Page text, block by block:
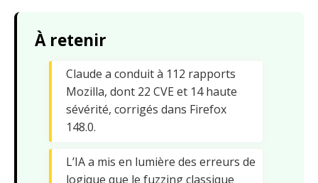
À retenir
Claude a conduit à 112 rapports
Mozilla, dont 22 CVE et 14 haute
sévérité, corrigés dans Firefox
148.0.
L’IA a mis en lumière des erreurs de
logique que le fuzzing classique